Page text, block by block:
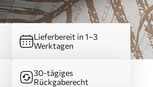
Lieferbereit in 1–3
Werktagen
30-tägiges
Rückgaberecht